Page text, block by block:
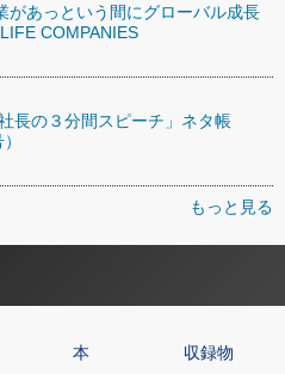
があっという間にグローバル成長
COMPANIES
長の３分間スピーチ」ネタ帳
もっと見る
本 収録物